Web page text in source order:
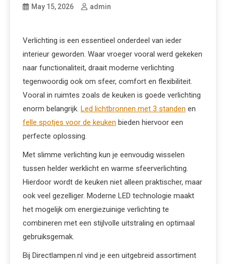
May 15, 2026 admin
Verlichting is een essentieel onderdeel van ieder
interieur geworden. Waar vroeger vooral werd gekeken
naar functionaliteit, draait moderne verlichting
tegenwoordig ook om sfeer, comfort en flexibiliteit.
Vooral in ruimtes zoals de keuken is goede verlichting
enorm belangrijk. Led lichtbronnen met 3 standen en
felle spotjes voor de keuken bieden hiervoor een
perfecte oplossing.
Met slimme verlichting kun je eenvoudig wisselen
tussen helder werklicht en warme sfeerverlichting.
Hierdoor wordt de keuken niet alleen praktischer, maar
ook veel gezelliger. Moderne LED technologie maakt
het mogelijk om energiezuinige verlichting te
combineren met een stijlvolle uitstraling en optimaal
gebruiksgemak.
Bij Directlampen.nl vind je een uitgebreid assortiment